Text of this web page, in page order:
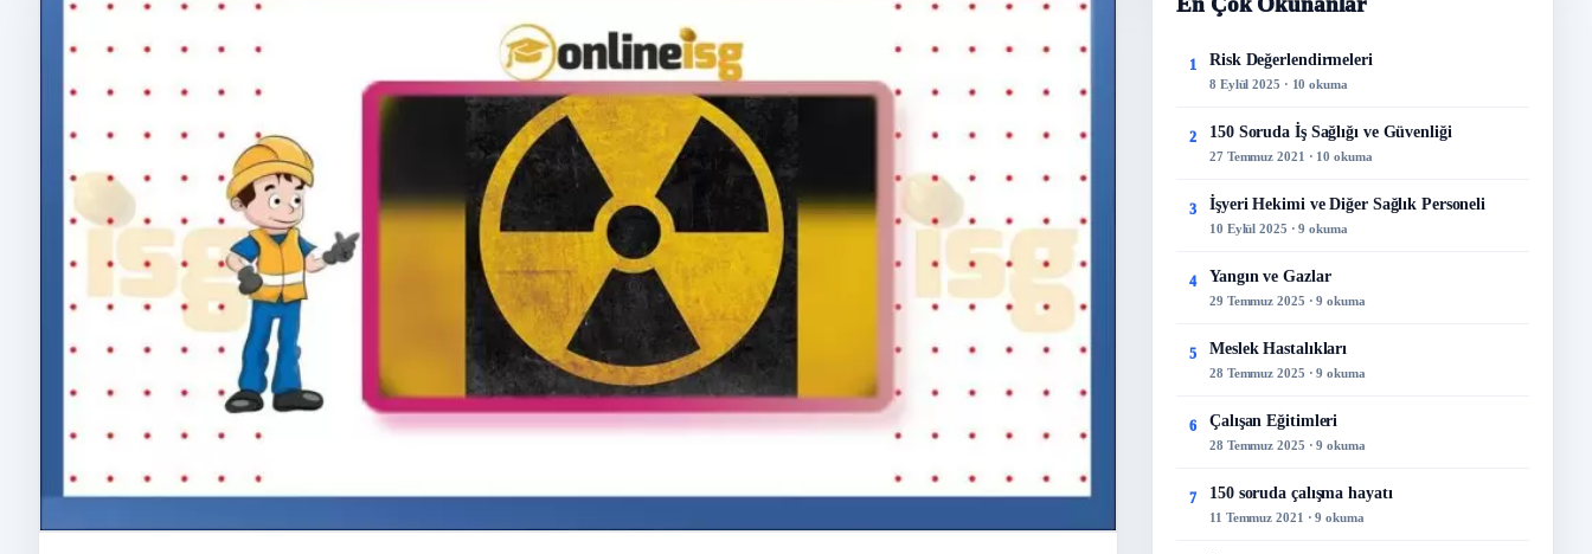
1 Risk Değerlendirmeleri
8 Eylül 2025 · 10 okuma
2 150 Soruda İş Sağlığı ve Güvenliği
27 Temmuz 2021 · 10 okuma
3 İşyeri Hekimi ve Diğer Sağlık Personeli
10 Eylül 2025 · 9 okuma
4 Yangın ve Gazlar
29 Temmuz 2025 · 9 okuma
5 Meslek Hastalıkları
28 Temmuz 2025 · 9 okuma
6 Çalışan Eğitimleri
28 Temmuz 2025 · 9 okuma
7 150 soruda çalışma hayatı
11 Temmuz 2021 · 9 okuma